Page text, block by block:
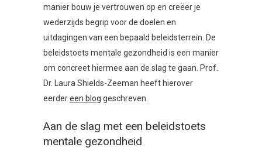
manier bouw je vertrouwen op en creëer je
wederzijds begrip voor de doelen en
uitdagingen van een bepaald beleidsterrein. De
beleidstoets mentale gezondheid is een manier
om concreet hiermee aan de slag te gaan. Prof.
Dr. Laura Shields-Zeeman heeft hierover
eerdereen blog geschreven.
Aan de slag met een beleidstoets
mentale gezondheid